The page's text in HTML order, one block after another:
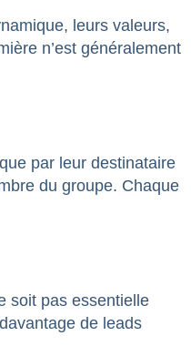
leurs valeurs,
n’est généralement
par leur destinataire
du groupe. Chaque
soit pas essentielle
de leads